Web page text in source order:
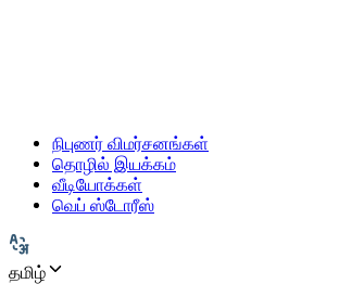
நிபுணர் விமர்சனங்கள்
தொழில் இயக்கம்
வீடியோக்கள்
வெப் ஸ்டோரீஸ்
தமிழ்